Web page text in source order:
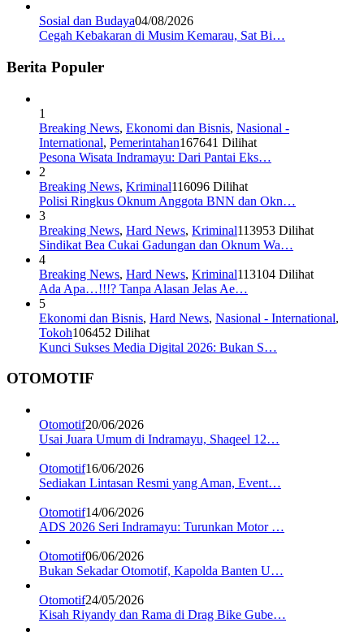
Sosial dan Budaya04/08/2026
Cegah Kebakaran di Musim Kemarau, Sat Bi…
Berita Populer
1
Breaking News, Ekonomi dan Bisnis, Nasional -
International, Pemerintahan167641 Dilihat
Pesona Wisata Indramayu: Dari Pantai Eks…
2
Breaking News, Kriminal116096 Dilihat
Polisi Ringkus Oknum Anggota BNN dan Okn…
3
Breaking News, Hard News, Kriminal113953 Dilihat
Sindikat Bea Cukai Gadungan dan Oknum Wa…
4
Breaking News, Hard News, Kriminal113104 Dilihat
Ada Apa…!!!? Tanpa Alasan Jelas Ae…
5
Ekonomi dan Bisnis, Hard News, Nasional - International,
Tokoh106452 Dilihat
Kunci Sukses Media Digital 2026: Bukan S…
OTOMOTIF
Otomotif20/06/2026
Usai Juara Umum di Indramayu, Shaqeel 12…
Otomotif16/06/2026
Sediakan Lintasan Resmi yang Aman, Event…
Otomotif14/06/2026
ADS 2026 Seri Indramayu: Turunkan Motor …
Otomotif06/06/2026
Bukan Sekadar Otomotif, Kapolda Banten U…
Otomotif24/05/2026
Kisah Riyandy dan Rama di Drag Bike Gube…